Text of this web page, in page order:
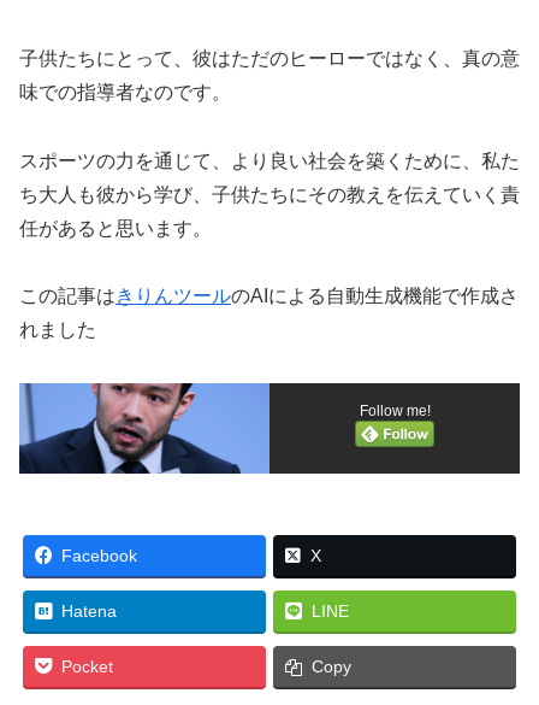
子供たちにとって、彼はただのヒーローではなく、真の意
味での指導者なのです。
スポーツの力を通じて、より良い社会を築くために、私た
ち大人も彼から学び、子供たちにその教えを伝えていく責
任があると思います。
この記事はきりんツールのAIによる自動生成機能で作成さ
れました
Follow me!
Facebook X
Hatena LINE
Pocket Copy